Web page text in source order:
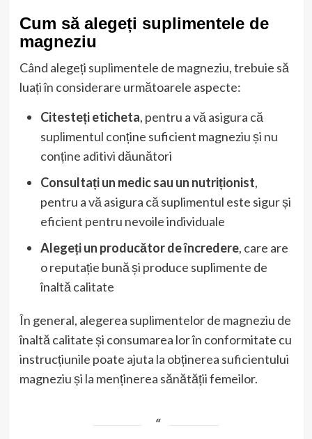
Cum să alegeți suplimentele de
magneziu
Când alegeți suplimentele de magneziu, trebuie să
luați în considerare următoarele aspecte:
Citesteți eticheta, pentru a vă asigura că
suplimentul conține suficient magneziu și nu
conține aditivi dăunători
Consultați un medic sau un nutriționist,
pentru a vă asigura că suplimentul este sigur și
eficient pentru nevoile individuale
Alegeți un producător de încredere, care are
o reputație bună și produce suplimente de
înaltă calitate
În general, alegerea suplimentelor de magneziu de
înaltă calitate și consumarea lor în conformitate cu
instrucțiunile poate ajuta la obținerea suficientului
magneziu și la menținerea sănătății femeilor.